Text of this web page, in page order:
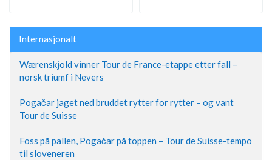
Internasjonalt
Wærenskjold vinner Tour de France-etappe etter fall –
norsk triumf i Nevers
Pogačar jaget ned bruddet rytter for rytter – og vant
Tour de Suisse
Foss på pallen, Pogačar på toppen – Tour de Suisse-tempo
til sloveneren